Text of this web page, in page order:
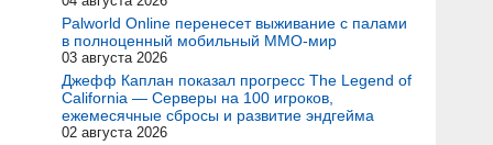
Palworld Online перенесет выживание с палами
в полноценный мобильный MMO-мир
03 августа 2026
Джефф Каплан показал прогресс The Legend of
California — Серверы на 100 игроков,
ежемесячные сбросы и развитие эндгейма
02 августа 2026